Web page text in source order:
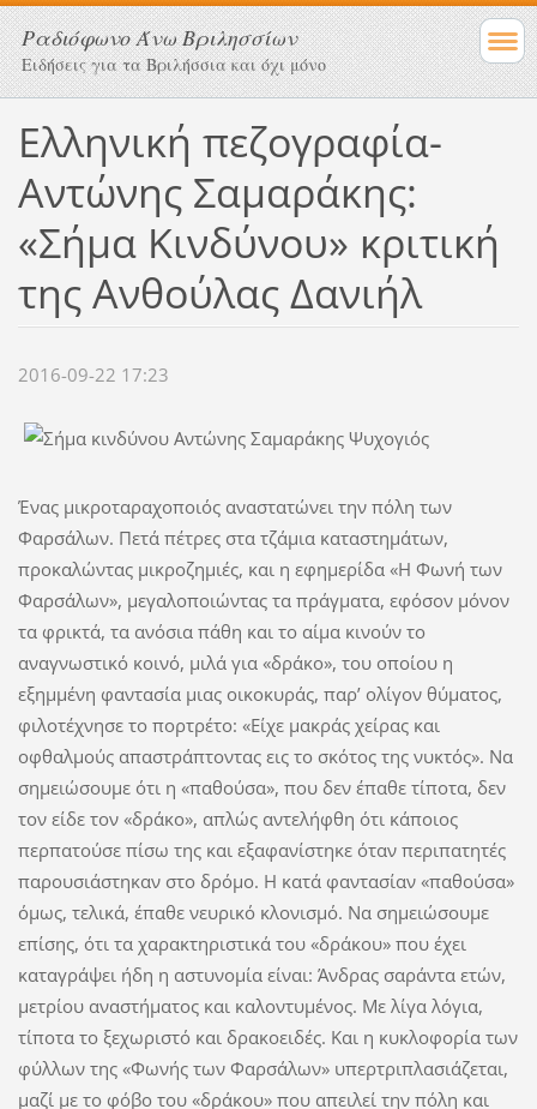
Ραδιόφωνο Άνω Βριλησσίων
Ειδήσεις για τα Βριλήσσια και όχι μόνο
Ελληνική πεζογραφία-
Αντώνης Σαμαράκης:
«Σήμα Κινδύνου» κριτική
της Ανθούλας Δανιήλ
2016-09-22 17:23
Ένας μικροταραχοποιός αναστατώνει την πόλη των
Φαρσάλων. Πετά πέτρες στα τζάμια καταστημάτων,
προκαλώντας μικροζημιές, και η εφημερίδα «Η Φωνή των
Φαρσάλων», μεγαλοποιώντας τα πράγματα, εφόσον μόνον
τα φρικτά, τα ανόσια πάθη και το αίμα κινούν το
αναγνωστικό κοινό, μιλά για «δράκο», του οποίου η
εξημμένη φαντασία μιας οικοκυράς, παρ’ ολίγον θύματος,
φιλοτέχνησε το πορτρέτο: «Είχε μακράς χείρας και
οφθαλμούς απαστράπτοντας εις το σκότος της νυκτός». Να
σημειώσουμε ότι η «παθούσα», που δεν έπαθε τίποτα, δεν
τον είδε τον «δράκο», απλώς αντελήφθη ότι κάποιος
περπατούσε πίσω της και εξαφανίστηκε όταν περιπατητές
παρουσιάστηκαν στο δρόμο. Η κατά φαντασίαν «παθούσα»
όμως, τελικά, έπαθε νευρικό κλονισμό. Να σημειώσουμε
επίσης, ότι τα χαρακτηριστικά του «δράκου» που έχει
καταγράψει ήδη η αστυνομία είναι: Άνδρας σαράντα ετών,
μετρίου αναστήματος και καλοντυμένος. Με λίγα λόγια,
τίποτα το ξεχωριστό και δρακοειδές. Και η κυκλοφορία των
φύλλων της «Φωνής των Φαρσάλων» υπερτριπλασιάζεται,
μαζί με το φόβο του «δράκου» που απειλεί την πόλη και